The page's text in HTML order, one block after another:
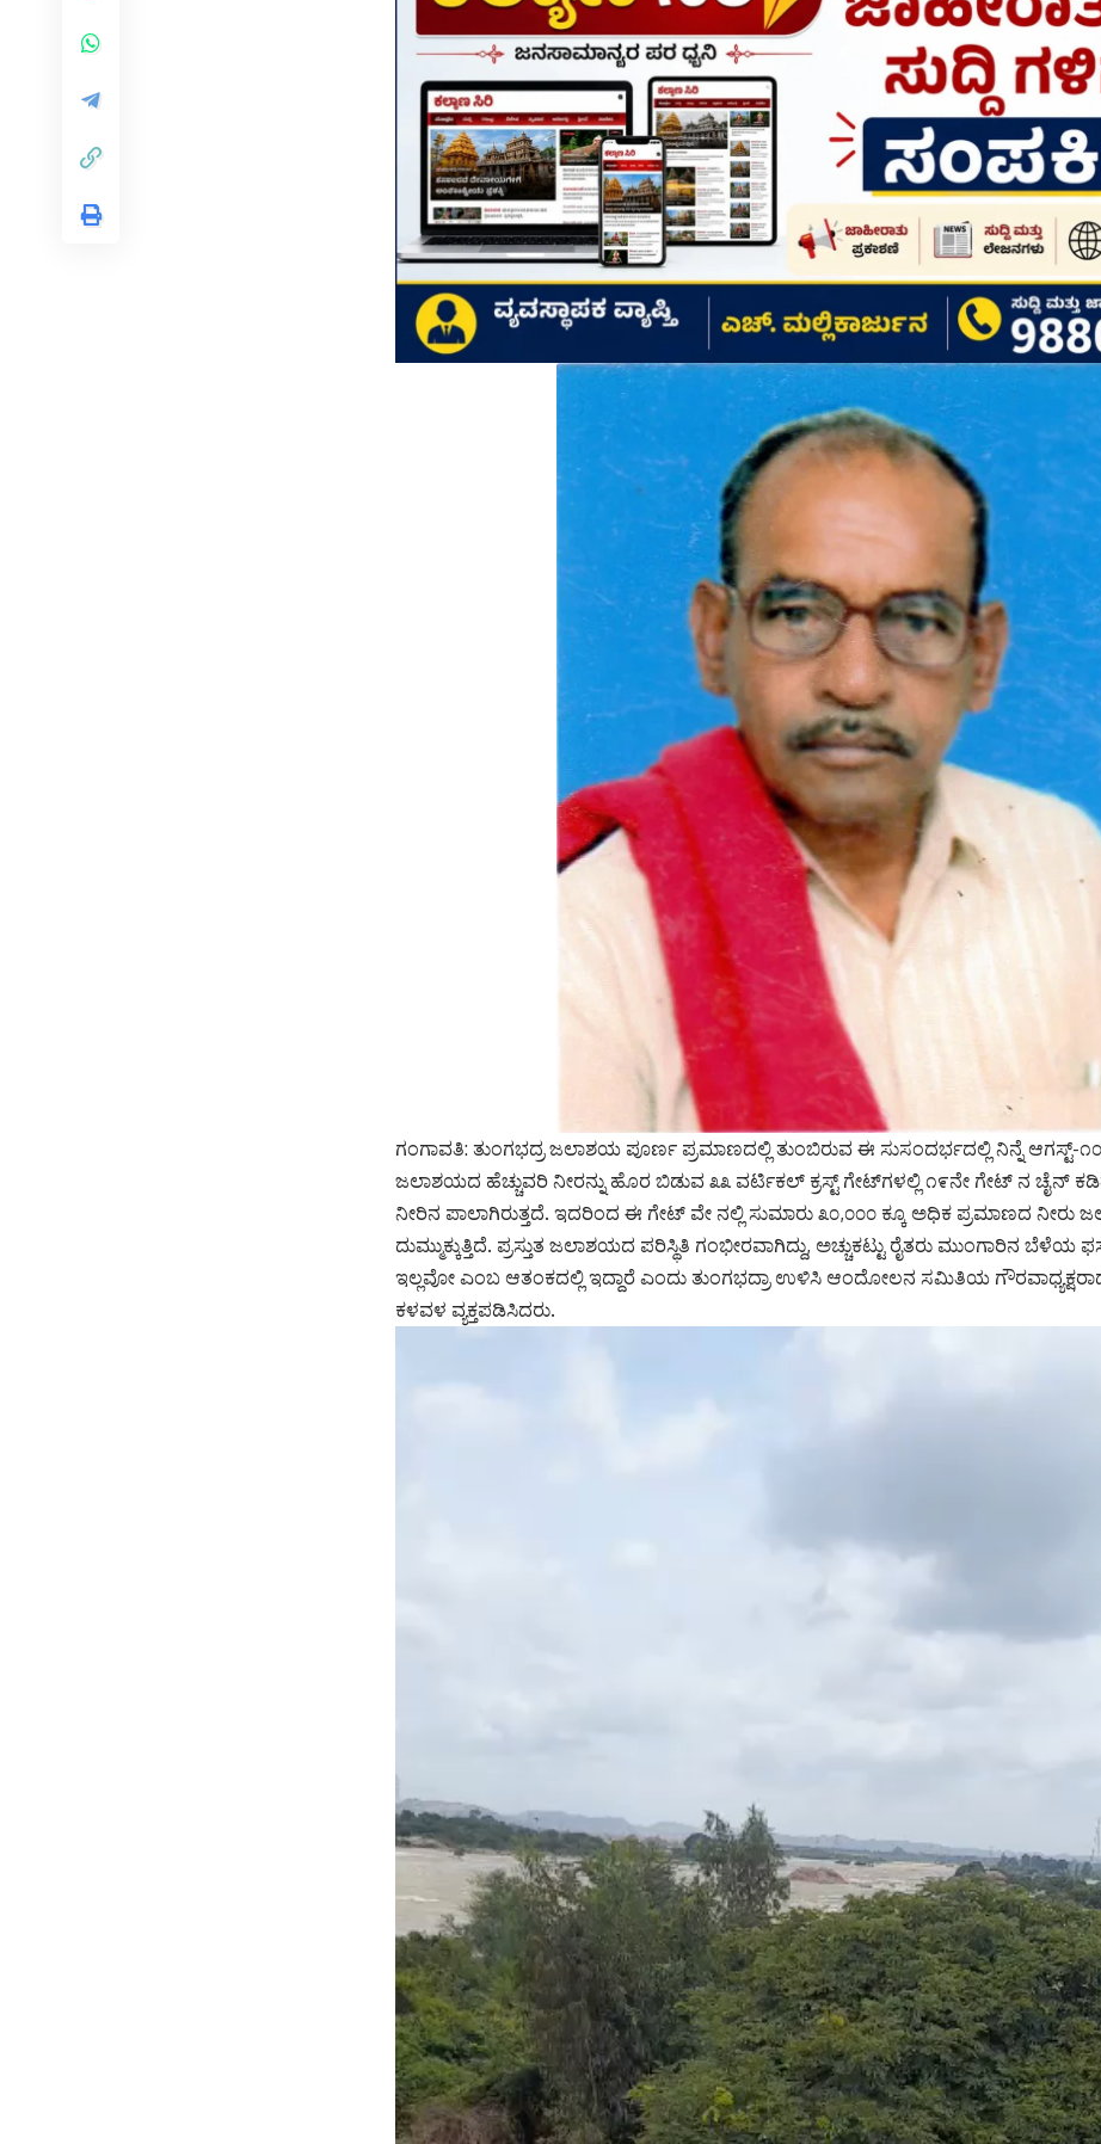
ಗಂಗಾವತಿ: ತುಂಗಭದ್ರ ಜಲಾಶಯ ಪೂರ್ಣ ಪ್ರಮಾಣದಲ್ಲಿ ತುಂಬಿರುವ ಈ ಸುಸಂದರ್ಭದಲ್ಲಿ ನಿನ್ನೆ ಆಗಸ್ಟ್-೧೦
ಜಲಾಶಯದ ಹೆಚ್ಚುವರಿ ನೀರನ್ನು ಹೊರ ಬಿಡುವ ೩೩ ವರ್ಟಿಕಲ್ ಕ್ರಸ್ಟ್ ಗೇಟ್‌ಗಳಲ್ಲಿ ೧೯ನೇ ಗೇಟ್ ನ
ನೀರಿನ ಪಾಲಾಗಿರುತ್ತದೆ. ಇದರಿಂದ ಈ ಗೇಟ್ ವೇ ನಲ್ಲಿ ಸುಮಾರು ೩೦,೦೦೦ ಕ್ಕೂ ಅಧಿಕ ಪ್ರಮಾಣದ
ದುಮ್ಮುಕ್ಕುತ್ತಿದೆ. ಪ್ರಸ್ತುತ ಜಲಾಶಯದ ಪರಿಸ್ಥಿತಿ ಗಂಭೀರವಾಗಿದ್ದು, ಅಚ್ಚುಕಟ್ಟು ರೈತರು ಮುಂಗಾರಿನ ಬೆಳೆಯ
ಇಲ್ಲವೋ ಎಂಬ ಆತಂಕದಲ್ಲಿ ಇದ್ದಾರೆ ಎಂದು ತುಂಗಭದ್ರಾ ಉಳಿಸಿ ಆಂದೋಲನ ಸಮಿತಿಯ
ಕಳವಳ ವ್ಯಕ್ತಪಡಿಸಿದರು.